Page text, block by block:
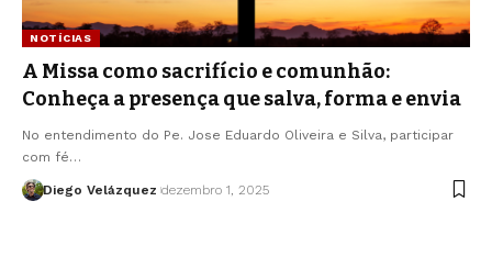
NOTÍCIAS
A Missa como sacrifício e comunhão:
Conheça a presença que salva, forma e envia
No entendimento do Pe. Jose Eduardo Oliveira e Silva, participar
com fé…
Diego Velázquez dezembro 1, 2025